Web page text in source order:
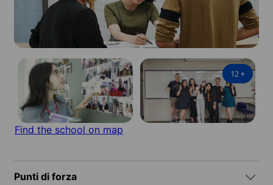
12+
Find the school on map
Punti di forza